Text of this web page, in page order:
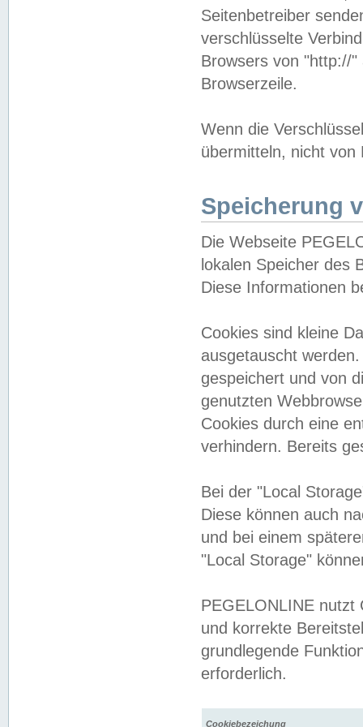
Seitenbetreiber
verschlüsselte
Browsers von "http://
Browserzeile.
Wenn die
übermitteln, nicht von
Speicherung
Die Webseite
lokalen Speicher des
Diese Informationen
Cookies sind kleine
ausgetauscht
gespeichert und von
genutzten
Cookies durch eine
verhindern. Bereits
Bei der "Local
Diese können auch
und bei einem
"Local Storage"
PEGELONLINE nutzt
und korrekte
grundlegende
erforderlich.
Cookiebezeichung